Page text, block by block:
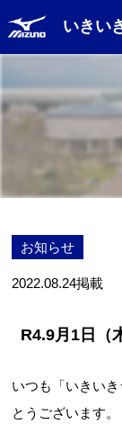
いきい
お知らせ
2022.08.24掲載
R4.9月1日（
いつも「いきい
とうございます。